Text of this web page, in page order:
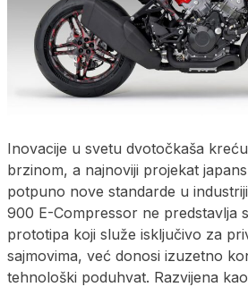
Inovacije u svetu dvotočkaša
brzinom, a najnoviji projekat
potpuno nove standarde u
900 E-Compressor ne predstavlja
prototipa koji služe isključivo za
sajmovima, već donosi izuzetno
tehnološki poduhvat. Razvijena